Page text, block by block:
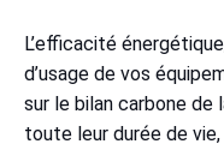
L’efficacité
d’usage de vos
sur le bilan carbone de
toute leur durée de vie,